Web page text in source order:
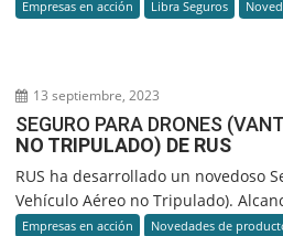
Empresas en acción Libra Seguros
13 septiembre, 2023
SEGURO PARA DRONES
NO TRIPULADO) DE RUS
RUS ha desarrollado un novedoso
Vehículo Aéreo no Tripulado).
Empresas en acción
Novedades de